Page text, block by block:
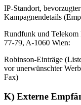
IP-Standort,
Kampagnendetails
Rundfunk und
77-79, A-1060 Wien:
Robinson-Einträge
vor unerwünschter
Fax)
K) Externe